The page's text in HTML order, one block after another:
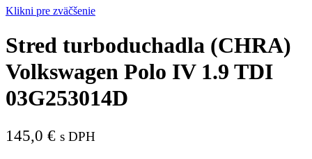
Klikni pre zväčšenie
Stred turboduchadla (CHRA)
Volkswagen Polo IV 1.9 TDI
03G253014D
145,0 € s DPH